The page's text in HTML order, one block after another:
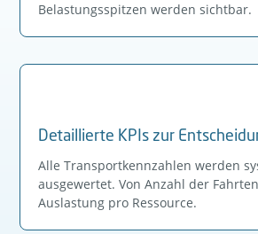
Belastungsspitzen werden sichtbar.
Detaillierte KPIs zur
Alle Transportkennzahlen werden
ausgewertet. Von Anzahl der
Auslastung pro Ressource.